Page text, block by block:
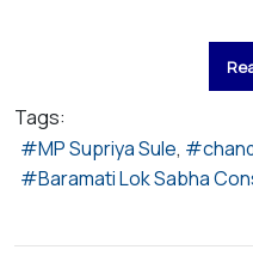
Tags:
MP Supriya Sule
Baramati Lok Sabha